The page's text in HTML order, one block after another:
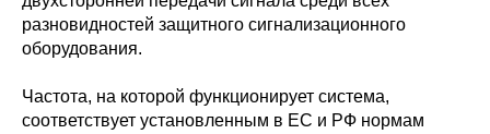
разновидностей защитного сигнализационного
оборудования.
Частота, на которой функционирует система,
соответствует установленным в ЕС и РФ нормам